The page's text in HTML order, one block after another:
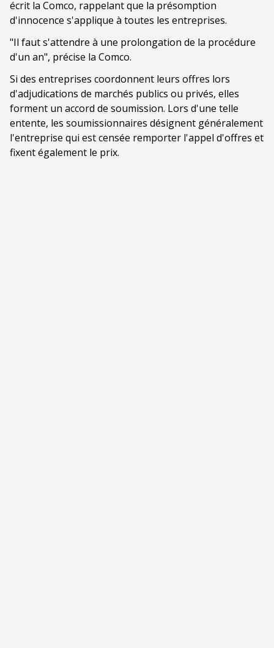
écrit la Comco, rappelant que la présomption
d'innocence s'applique à toutes les entreprises.
"Il faut s'attendre à une prolongation de la procédure
d'un an", précise la Comco.
Si des entreprises coordonnent leurs offres lors
d'adjudications de marchés publics ou privés, elles
forment un accord de soumission. Lors d'une telle
entente, les soumissionnaires désignent généralement
l'entreprise qui est censée remporter l'appel d'offres et
fixent également le prix.